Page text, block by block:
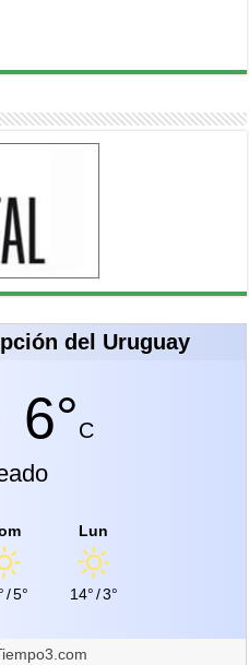
del Uruguay
6°C
/5°
Lun
14°/3°